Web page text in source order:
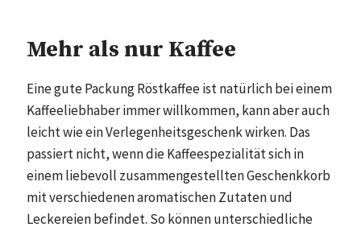
Mehr als nur Kaffee
Eine gute Packung Röstkaffee ist natürlich bei einem
Kaffeeliebhaber immer willkommen, kann aber auch
leicht wie ein Verlegenheitsgeschenk wirken. Das
passiert nicht, wenn die Kaffeespezialität sich in
einem liebevoll zusammengestellten Geschenkkorb
mit verschiedenen aromatischen Zutaten und
Leckereien befindet. So können unterschiedliche